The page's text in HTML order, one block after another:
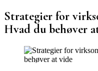
Strategier for
Hvad du behøver